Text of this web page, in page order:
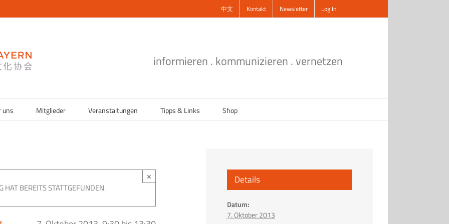
中文 Kontakt Newsletter Log In
informieren . kommunizieren . vernetzen
uns Mitglieder Veranstaltungen Tipps & Links Shop
×
HAT BEREITS STATTGEFUNDEN.
Details
Datum:
7. Oktober 2013